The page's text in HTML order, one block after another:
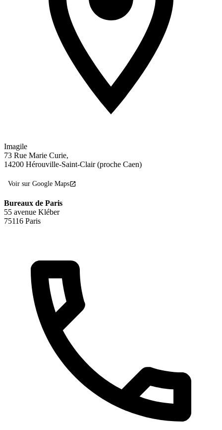
Imagile
73 Rue Marie Curie,
14200 Hérouville-Saint-Clair (proche Caen)
Voir sur Google Maps
Bureaux de Paris
55 avenue Kléber
75116 Paris